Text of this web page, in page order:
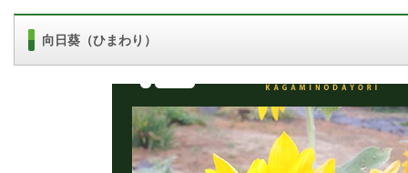
向日葵（ひまわり）